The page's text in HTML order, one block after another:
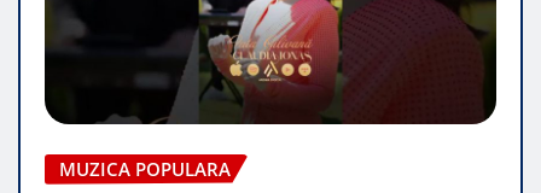
MUZICA POPULARA